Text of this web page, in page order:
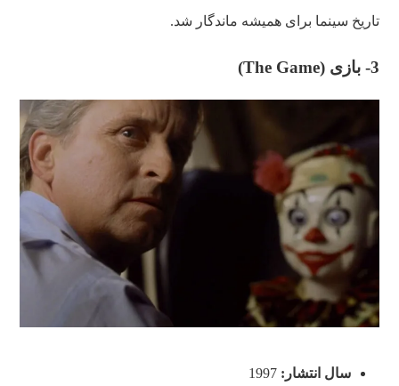
تاریخ سینما برای همیشه ماندگار شد.
3- بازی ( The Game
)
سال انتشار: